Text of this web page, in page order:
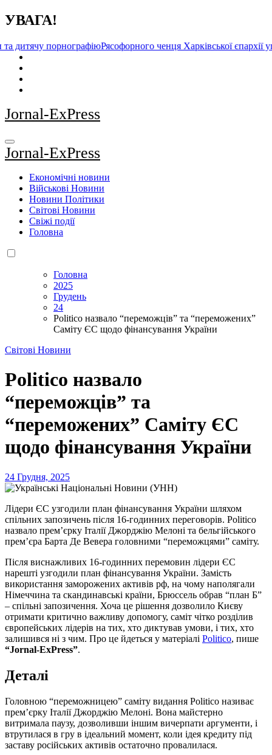
Перейти
до
УВАГА!
ченця Харківської єпархії упц (мп)
Jornal-ExPress
Jornal-ExPress
Економічні новини
Військові Новини
Новини Політики
Світові Новини
Свіжі події
Головна
Головна
2025
Грудень
24
Politico назвало “переможців” та “переможених”
Саміту ЄС щодо фінансування України
Світові Новини
Politico назвало
“переможців” та
“переможених” Саміту ЄС
щодо фінансування України
24 Грудня, 2025
Лідери ЄС узгодили план фінансування України шляхом
спільних запозичень після 16-годинних переговорів. Politico
назвало прем’єрку Італії Джорджію Мелоні та бельгійського
прем’єра Барта Де Вевера головними “переможцями” саміту.
Після виснажливих 16-годинних перемовин лідери ЄС
нарешті узгодили план фінансування України. Замість
використання заморожених активів рф, на чому наполягали
Німеччина та скандинавські країни, Брюссель обрав “план Б”
– спільні запозичення. Хоча це рішення дозволило Києву
отримати критично важливу допомогу, саміт чітко розділив
європейських лідерів на тих, хто диктував умови, і тих, хто
залишився ні з чим. Про це йдеться у матеріалі Politico, пише
“Jornal-ExPress”.
Деталі
Головною “переможницею” саміту видання Politico називає
прем’єрку Італії Джорджію Мелоні. Вона майстерно
витримала паузу, дозволивши іншим вичерпати аргументи, і
втрутилася в гру в ідеальний момент, коли ідея кредиту під
заставу російських активів остаточно провалилася.